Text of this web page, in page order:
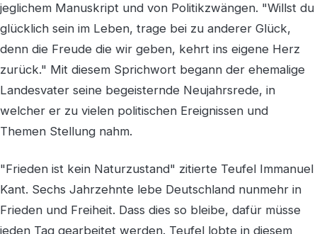
jeglichem Manuskript und von Politikzwängen. "Willst du
glücklich sein im Leben, trage bei zu anderer Glück,
denn die Freude die wir geben, kehrt ins eigene Herz
zurück." Mit diesem Sprichwort begann der ehemalige
Landesvater seine begeisternde Neujahrsrede, in
welcher er zu vielen politischen Ereignissen und
Themen Stellung nahm.
"Frieden ist kein Naturzustand" zitierte Teufel Immanuel
Kant. Sechs Jahrzehnte lebe Deutschland nunmehr in
Frieden und Freiheit. Dass dies so bleibe, dafür müsse
jeden Tag gearbeitet werden. Teufel lobte in diesem